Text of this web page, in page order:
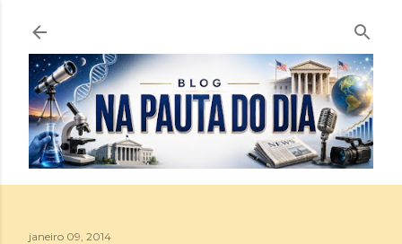
Pular para o conteúdo principal
janeiro 09, 2014